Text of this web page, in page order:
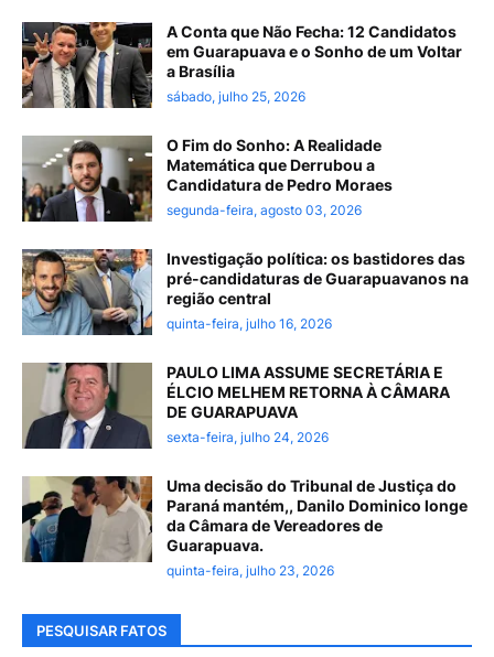
A Conta que Não Fecha: 12 Candidatos
em Guarapuava e o Sonho de um Voltar
a Brasília
sábado, julho 25, 2026
O Fim do Sonho: A Realidade
Matemática que Derrubou a
Candidatura de Pedro Moraes
segunda-feira, agosto 03, 2026
Investigação política: os bastidores das
pré-candidaturas de Guarapuavanos na
região central
quinta-feira, julho 16, 2026
PAULO LIMA ASSUME SECRETÁRIA E
ÉLCIO MELHEM RETORNA À CÂMARA
DE GUARAPUAVA
sexta-feira, julho 24, 2026
Uma decisão do Tribunal de Justiça do
Paraná mantém,, Danilo Dominico longe
da Câmara de Vereadores de
Guarapuava.
quinta-feira, julho 23, 2026
PESQUISAR FATOS